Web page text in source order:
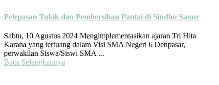
Pelepasan Tukik dan Pembersihan Pantai di Sindhu Sanur
Sabtu, 10 Agustus 2024 Mengimplementasikan ajaran Tri Hita
Karana yang tertuang dalam Visi SMA Negeri 6 Denpasar,
perwakilan Siswa/Siswi SMA ...
Baca Selengkapnya